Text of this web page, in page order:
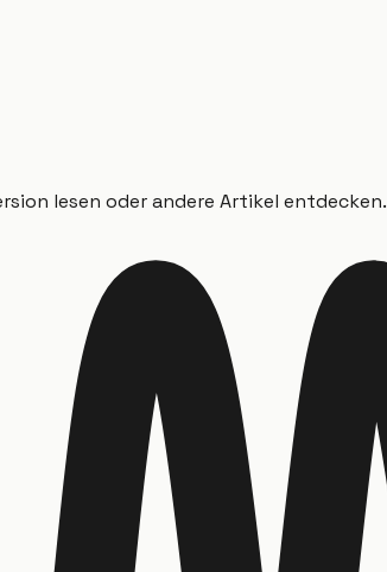
lesen oder andere Artikel entdecken.